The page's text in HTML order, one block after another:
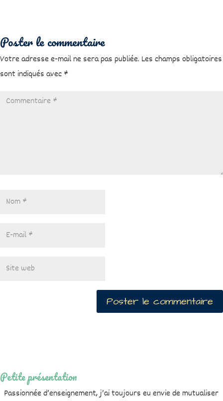
Poster le commentaire
Votre adresse e-mail ne sera pas publiée. Les champs obligatoires
sont indiqués avec *
Petite présentation
Passionnée d’enseignement, j’ai toujours eu envie de mutualiser